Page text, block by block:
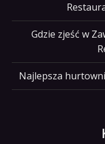
Gdzie zjeść w
Najlepsza